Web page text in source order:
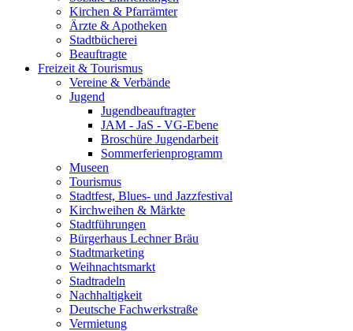
Kirchen & Pfarrämter
Ärzte & Apotheken
Stadtbücherei
Beauftragte
Freizeit & Tourismus
Vereine & Verbände
Jugend
Jugendbeauftragter
JAM - JaS - VG-Ebene
Broschüre Jugendarbeit
Sommerferienprogramm
Museen
Tourismus
Stadtfest, Blues- und Jazzfestival
Kirchweihen & Märkte
Stadtführungen
Bürgerhaus Lechner Bräu
Stadtmarketing
Weihnachtsmarkt
Stadtradeln
Nachhaltigkeit
Deutsche Fachwerkstraße
Vermietung